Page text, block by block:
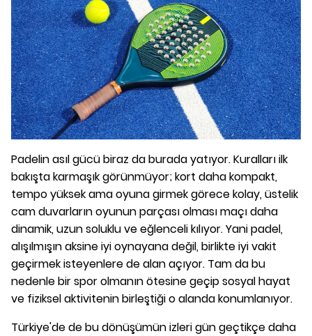
Padelin asıl gücü biraz da burada yatıyor. Kuralları ilk
bakışta karmaşık görünmüyor; kort daha kompakt,
tempo yüksek ama oyuna girmek görece kolay, üstelik
cam duvarların oyunun parçası olması maçı daha
dinamik, uzun soluklu ve eğlenceli kılıyor. Yani padel,
alışılmışın aksine iyi oynayana değil, birlikte iyi vakit
geçirmek isteyenlere de alan açıyor. Tam da bu
nedenle bir spor olmanın ötesine geçip sosyal hayat
ve fiziksel aktivitenin birleştiği o alanda konumlanıyor.
Türkiye'de de bu dönüşümün izleri gün geçtikçe daha